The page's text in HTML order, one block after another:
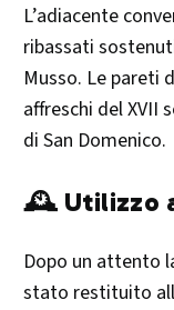
L’adiacente
ribassati
Musso. Le pareti
affreschi del XVII
di San Domenico. ​
🕰️ Utilizzo
Dopo un attento
stato restituito